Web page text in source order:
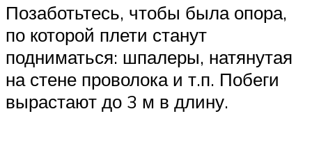
Позаботьтесь, чтобы была опора,
по которой плети станут
подниматься: шпалеры, натянутая
на стене проволока и т.п. Побеги
вырастают до 3 м в длину.